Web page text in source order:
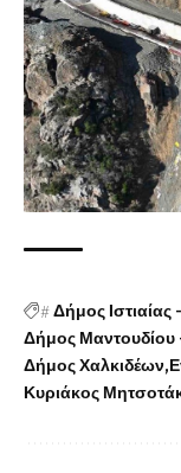
#Δήμος
Δήμος Μαντουδίου
Δήμος Χαλκιδέων
Κυριάκος